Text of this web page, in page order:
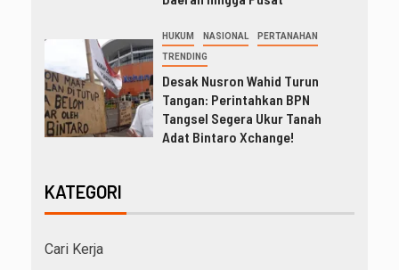
HUKUM NASIONAL PERTANAHAN
TRENDING
Desak Nusron Wahid Turun
Tangan: Perintahkan BPN
Tangsel Segera Ukur Tanah
Adat Bintaro Xchange!
KATEGORI
Cari Kerja